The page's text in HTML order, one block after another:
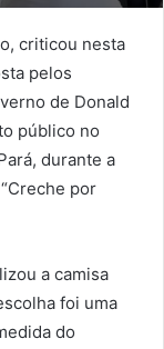
criticou nesta
pelos
de Donald
público no
durante a
por
a camisa
foi uma
do